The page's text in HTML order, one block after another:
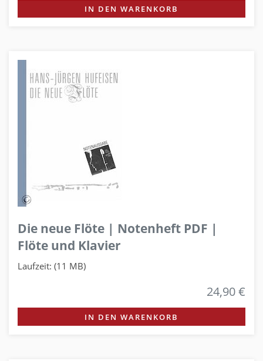
IN DEN WARENKORB
Die neue Flöte | Notenheft PDF |
Flöte und Klavier
Laufzeit: (11 MB)
24,90 €
IN DEN WARENKORB